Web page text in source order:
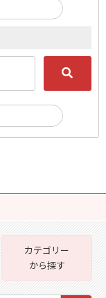
カテゴリー
から探す